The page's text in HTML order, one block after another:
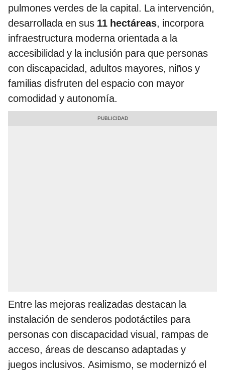
pulmones verdes de la capital. La intervención,
desarrollada en sus 11 hectáreas, incorpora
infraestructura moderna orientada a la
accesibilidad y la inclusión para que personas
con discapacidad, adultos mayores, niños y
familias disfruten del espacio con mayor
comodidad y autonomía.
Entre las mejoras realizadas destacan la
instalación de senderos podotáctiles para
personas con discapacidad visual, rampas de
acceso, áreas de descanso adaptadas y
juegos inclusivos. Asimismo, se modernizó el